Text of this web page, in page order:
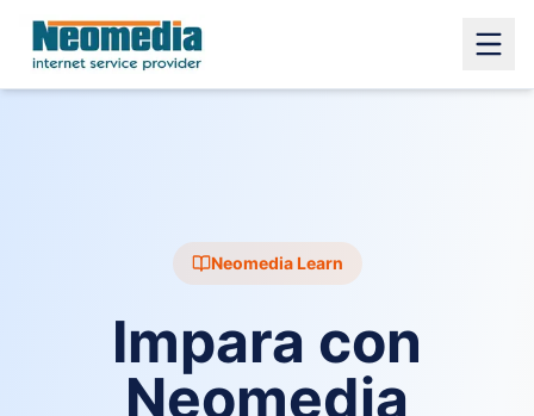
Neomedia Learn
Impara con
Neomedia